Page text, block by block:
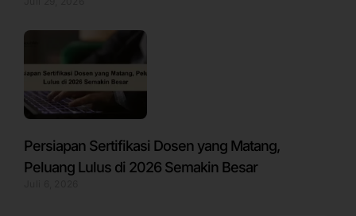
Persiapan Sertifikasi Dosen yang Matang,
Peluang Lulus di 2026 Semakin Besar